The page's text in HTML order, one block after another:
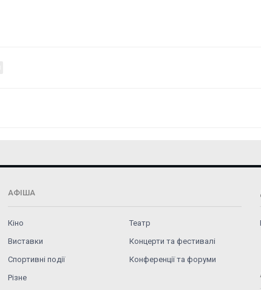
АФІША
Кіно
Театр
Виставки
Концерти та фестивалі
Спортивні події
Конференції та форуми
Різне